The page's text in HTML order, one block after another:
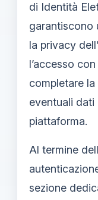
di Identità
garantiscono
la privacy
l’accesso
completare
eventuali
piattaforma.
Al termine
sezione